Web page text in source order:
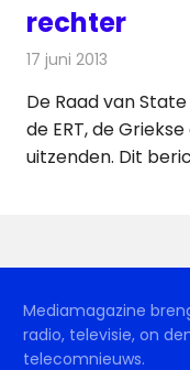
rechter
17 juni 2013
De Raad van
de ERT, de
uitzenden. Dit
Mediamagazine
radio, televisie, on
telecomnieuws.